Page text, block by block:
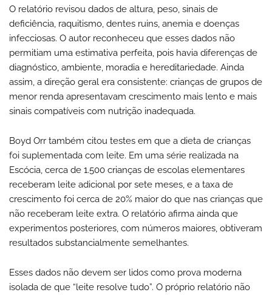
O relatório revisou dados de altura, peso, sinais de
deficiência, raquitismo, dentes ruins, anemia e doenças
infecciosas. O autor reconheceu que esses dados não
permitiam uma estimativa perfeita, pois havia diferenças de
diagnóstico, ambiente, moradia e hereditariedade. Ainda
assim, a direção geral era consistente: crianças de grupos de
menor renda apresentavam crescimento mais lento e mais
sinais compatíveis com nutrição inadequada.
Boyd Orr também citou testes em que a dieta de crianças
foi suplementada com leite. Em uma série realizada na
Escócia, cerca de 1.500 crianças de escolas elementares
receberam leite adicional por sete meses, e a taxa de
crescimento foi cerca de 20% maior do que nas crianças que
não receberam leite extra. O relatório afirma ainda que
experimentos posteriores, com números maiores, obtiveram
resultados substancialmente semelhantes.
Esses dados não devem ser lidos como prova moderna
isolada de que “leite resolve tudo”. O próprio relatório não